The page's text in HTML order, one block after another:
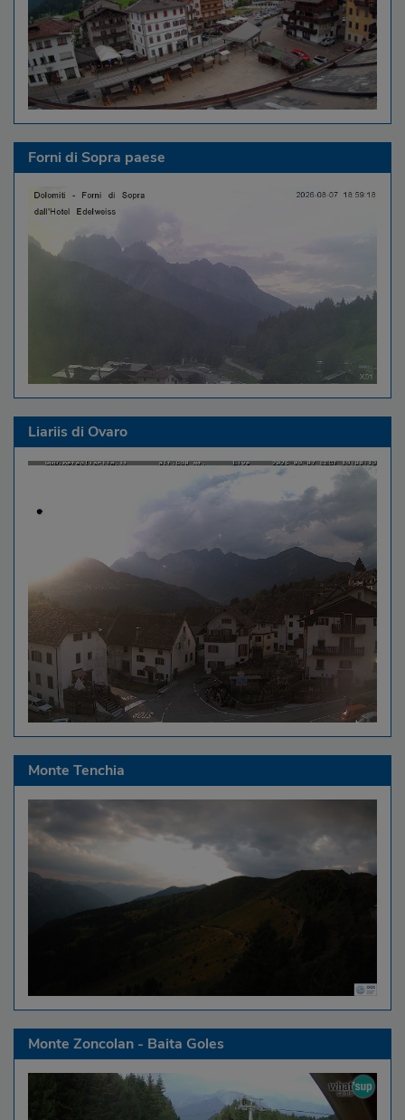
Forni di Sopra paese
Liariis di Ovaro
Monte Tenchia
Monte Zoncolan - Baita Goles